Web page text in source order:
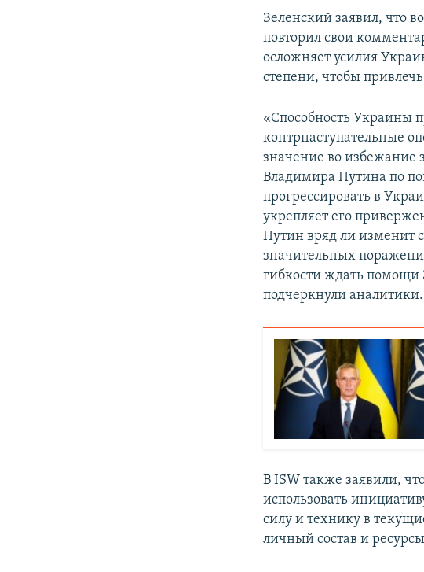
Зеленский заявил, что
повторил свои
осложняет усилия
степени, чтобы
«Способность Украины
контрнаступательные
значение во избежание
Владимира Путина по
прогрессировать в
укрепляет его
Путин вряд ли изменит
значительных
гибкости ждать помощи
подчеркнули аналитики.
В ISW также заявили,
использовать
силу и технику в
личный состав и